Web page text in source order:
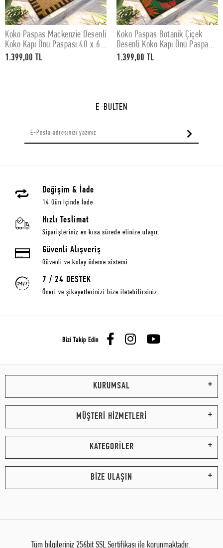
SEPETE EKLE
Koko Paspas Mackenzie Desenli
Koko Kapı Önü Paspası 40 x 60
cm
1.399,00 TL
SEPETE EKLE
Koko Paspas Botanik Çiçek
Desenli Koko Kapı Önü Paspası
40 x 60 cm
1.399,00 TL
E-BÜLTEN
Değişim & İade
14 Gün İçinde İade
Hızlı Teslimat
Siparişleriniz en kısa sürede elinize ulaşır.
Güvenli Alışveriş
Güvenli ve kolay ödeme sistemi
7 / 24 DESTEK
Öneri ve şikayetlerinizi bize iletebilirsiniz.
Bizi Takip Edin
KURUMSAL
MÜŞTERİ HİZMETLERİ
KATEGORİLER
BİZE ULAŞIN
Tüm bilgileriniz 256bit SSL Sertifikası ile korunmaktadır.